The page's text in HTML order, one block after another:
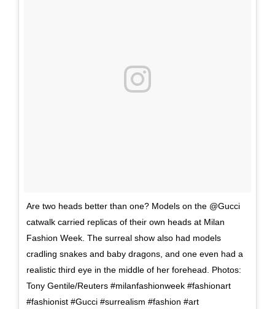
Are two heads better than one? Models on the @Gucci
catwalk carried replicas of their own heads at Milan
Fashion Week. The surreal show also had models
cradling snakes and baby dragons, and one even had a
realistic third eye in the middle of her forehead. Photos:
Tony Gentile/Reuters #milanfashionweek #fashionart
#fashionist #Gucci #surrealism #fashion #art